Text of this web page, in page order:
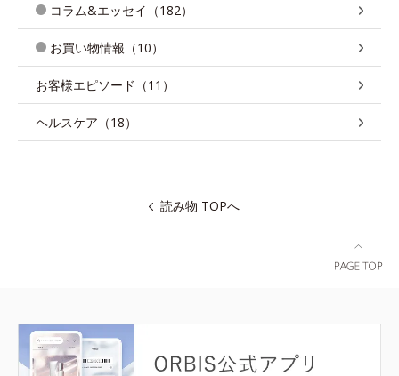
コラム&エッセイ（182）
お買い物情報（10）
お客様エピソード（11）
ヘルスケア（18）
読み物 TOPへ